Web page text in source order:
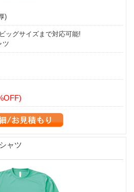
)
ッグサイズまで対応可能!
ツ
ャツ